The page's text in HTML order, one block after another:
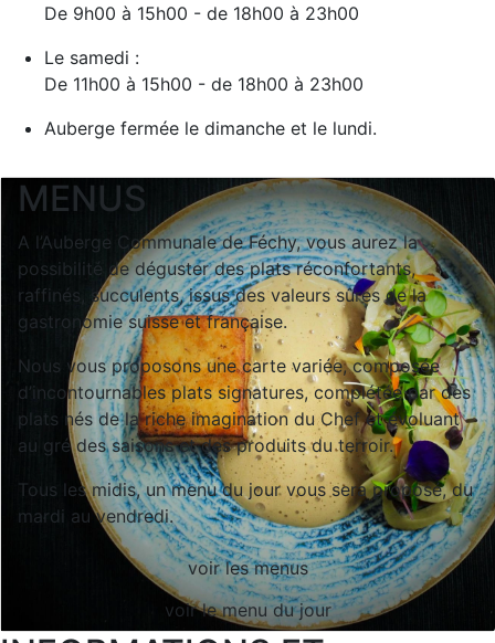
De 9h00 à 15h00 - de 18h00 à 23h00
Le samedi :
De 11h00 à 15h00 - de 18h00 à 23h00
Auberge fermée le dimanche et le lundi.
MENUS
A l’Auberge Communale de Féchy, vous aurez la
possibilité de déguster des plats réconfortants,
raffinés, succulents, issus des valeurs sûres de la
gastronomie suisse et française.
Nous vous proposons une carte variée, composée
d’incontournables plats signatures, complétée par des
plats nés de la riche imagination du Chef et évoluant
au gré des saisons et des produits du terroir.
Tous les midis, un menu du jour vous sera proposé, du
mardi au vendredi.
voir les menus
voir le menu du jour